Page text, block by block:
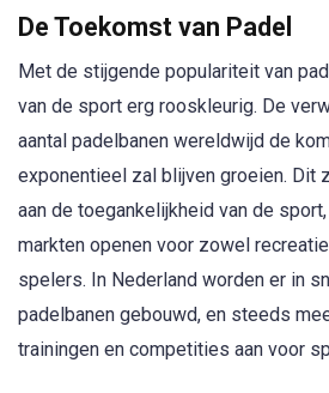
De Toekomst van Padel
Met de stijgende populariteit van
van de sport erg rooskleurig. De
aantal padelbanen wereldwijd de
exponentieel zal blijven groeien. Dit
aan de toegankelijkheid van de
markten openen voor zowel
spelers. In Nederland worden er in
padelbanen gebouwd, en steeds
trainingen en competities aan voor